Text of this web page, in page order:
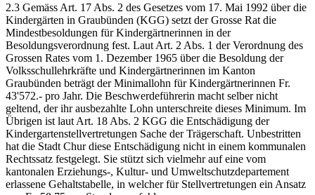
2.3 Gemäss Art. 17 Abs. 2 des Gesetzes vom 17. Mai 1992 über die
Kindergärten in Graubünden (KGG) setzt der Grosse Rat die
Mindestbesoldungen für Kindergärtnerinnen in der
Besoldungsverordnung fest. Laut Art. 2 Abs. 1 der Verordnung des
Grossen Rates vom 1. Dezember 1965 über die Besoldung der
Volksschullehrkräfte und Kindergärtnerinnen im Kanton
Graubünden beträgt der Minimallohn für Kindergärtnerinnen Fr.
43'572.- pro Jahr. Die Beschwerdeführerin macht selber nicht
geltend, der ihr ausbezahlte Lohn unterschreite dieses Minimum. Im
Übrigen ist laut Art. 18 Abs. 2 KGG die Entschädigung der
Kindergartenstellvertretungen Sache der Trägerschaft. Unbestritten
hat die Stadt Chur diese Entschädigung nicht in einem kommunalen
Rechtssatz festgelegt. Sie stützt sich vielmehr auf eine vom
kantonalen Erziehungs-, Kultur- und Umweltschutzdepartement
erlassene Gehaltstabelle, in welcher für Stellvertretungen ein Ansatz